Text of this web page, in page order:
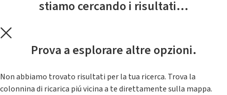
stiamo cercando i risultati...
Prova a esplorare altre opzioni.
Non abbiamo trovato risultati per la tua ricerca. Trova la
colonnina di ricarica piú vicina a te direttamente sulla mappa.